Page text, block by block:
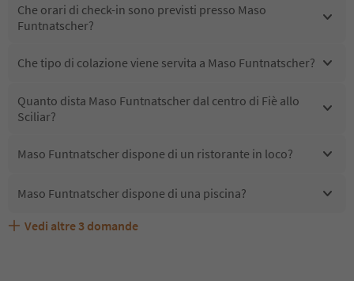
Che orari di check-in sono previsti presso Maso
Funtnatscher?
Che tipo di colazione viene servita a Maso Funtnatscher?
Quanto dista Maso Funtnatscher dal centro di Fiè allo
Sciliar?
Maso Funtnatscher dispone di un ristorante in loco?
Maso Funtnatscher dispone di una piscina?
Maso Funtnatscher accetta animali domestici?
Quali servizi/attività sono disponibili presso Maso
Gli ospiti di Maso Funtnatscher ricevono l'Alto Adige
Vedi altre 3 domande